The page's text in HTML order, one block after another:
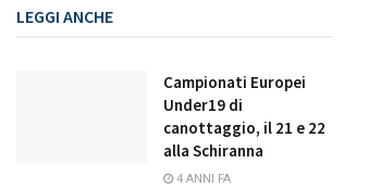
LEGGI ANCHE
Campionati Europei
Under19 di
canottaggio, il 21 e 22
alla Schiranna
4 ANNI FA